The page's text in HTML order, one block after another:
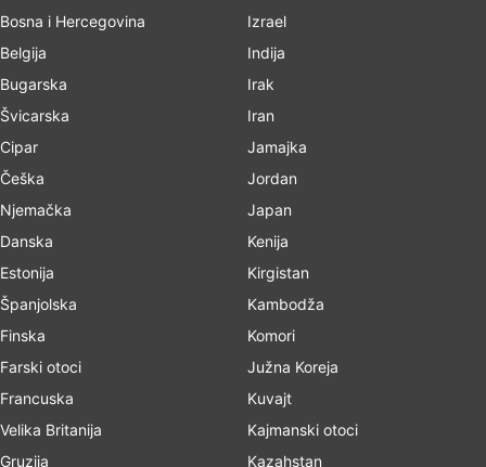
Bosna i Hercegovina
Belgija
Bugarska
Švicarska
Cipar
Češka
Njemačka
Danska
Estonija
Španjolska
Finska
Farski otoci
Francuska
Velika Britanija
Gruzija
Izrael
Indija
Irak
Iran
Jamajka
Jordan
Japan
Kenija
Kirgistan
Kambodža
Komori
Južna Koreja
Kuvajt
Kajmanski otoci
Kazahstan